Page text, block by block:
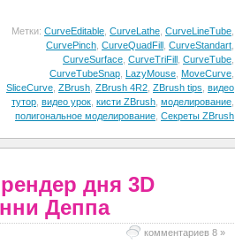
Метки: CurveEditable, CurveLathe, CurveLineTube,
CurvePinch, CurveQuadFill , CurveStandart,
CurveSurface, CurveTriFill , CurveTube,
CurveTubeSnap, LazyMouse, MoveCurve,
SliceCurve, ZBrush, ZBrush 4R2, ZBrush tips, видео
тутор, видео урок, кисти ZBrush, моделирование,
полигональное моделирование, Секреты ZBrush
дня 3D
Деппа
комментариев 8 »